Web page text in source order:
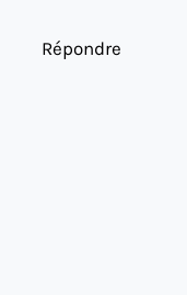
Répondre